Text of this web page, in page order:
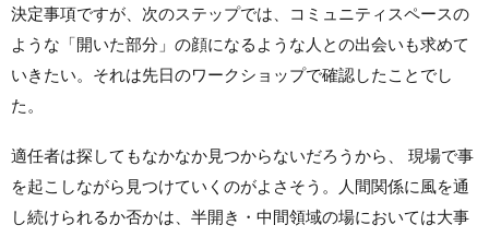
決定事項ですが、次のステップでは、コミュニティスペースの
ような「開いた部分」の顔になるような人との出会いも求めて
いきたい。それは先日のワークショップで確認したことでし
た。
適任者は探してもなかなか見つからないだろうから、 現場で事
を起こしながら見つけていくのがよさそう。人間関係に風を通
し続けられるか否かは、半開き・中間領域の場においては大事